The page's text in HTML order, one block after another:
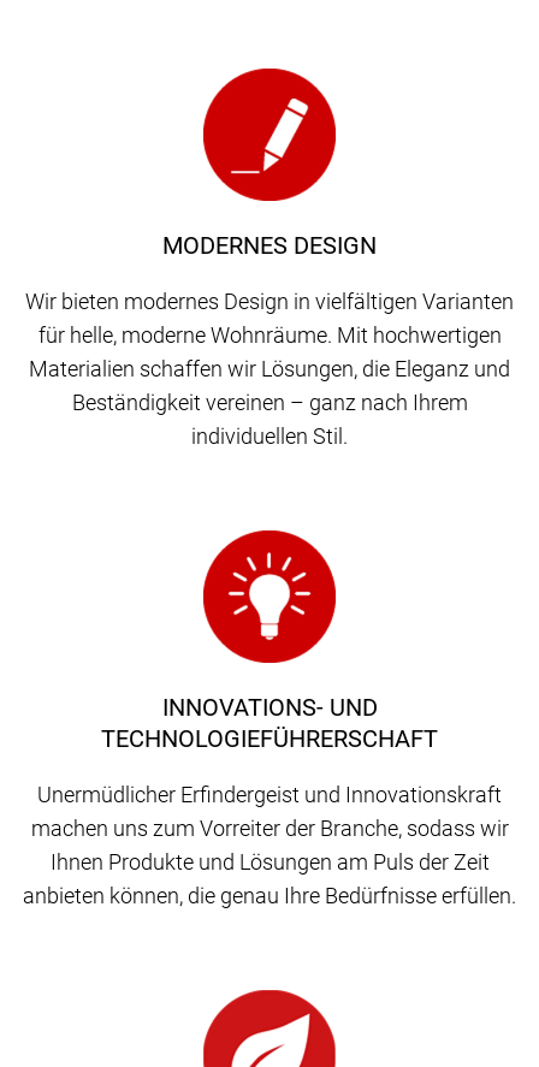
MODERNES DESIGN
Wir bieten modernes Design in vielfältigen Varianten
für helle, moderne Wohnräume. Mit hochwertigen
Materialien schaffen wir Lösungen, die Eleganz und
Beständigkeit vereinen – ganz nach Ihrem
individuellen Stil.
INNOVATIONS- UND
TECHNOLOGIEFÜHRERSCHAFT
Unermüdlicher Erfindergeist und Innovationskraft
machen uns zum Vorreiter der Branche, sodass wir
Ihnen Produkte und Lösungen am Puls der Zeit
anbieten können, die genau Ihre Bedürfnisse erfüllen.